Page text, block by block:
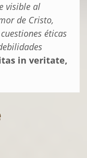
visible al
de Cristo,
éticas
in veritate,